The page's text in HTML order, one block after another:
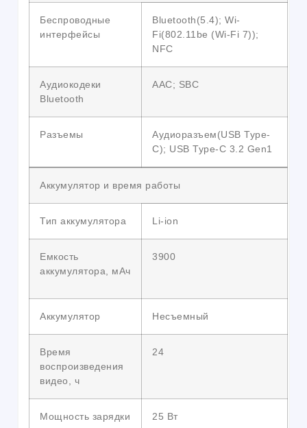
Беспроводные
интерфейсы
Bluetooth(5.4); Wi-
Fi(802.11be (Wi-Fi 7));
NFC
Аудиокодеки
Bluetooth
AAC; SBC
Разъемы
Аудиоразъем(USB Type-
C); USB Type-C 3.2 Gen1
Аккумулятор и время работы
Тип аккумулятора Li-ion
Емкость
аккумулятора, мАч
3900
Аккумулятор Несъемный
Время
воспроизведения
видео, ч
24
Мощность зарядки 25 Вт